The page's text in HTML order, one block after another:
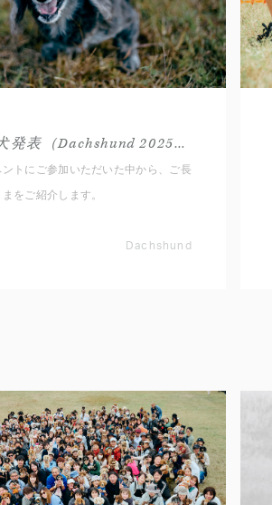
ご長寿犬発表（Dachshund 2025秋）
トにご参加いただいた中から、ご長
をご紹介します。
Dachshund